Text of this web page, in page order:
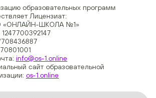
образовательных программ
Лицензиат:
«ОНЛАЙН-ШКОЛА №1»
info@os-1.online
сайт образовательной
os-1.online